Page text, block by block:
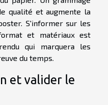
qualité et augmente la
S'informer sur les
et matériaux est
qui marquera les
du temps.
et valider le